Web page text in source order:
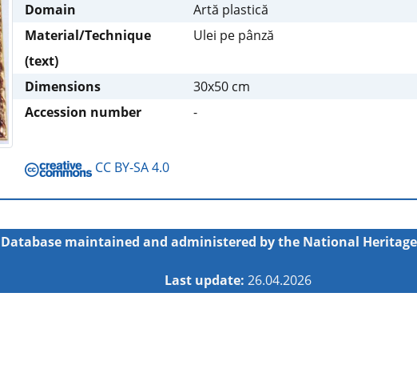
Domain
Artă plastică
Material/Technique
(text)
Ulei pe pânză
Dimensions
30x50 cm
Accession number
-
CC BY-SA 4.0
Database maintained and administered by the National
Last update: 26.04.2026